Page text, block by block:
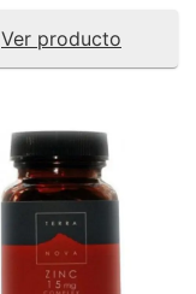
Ver producto